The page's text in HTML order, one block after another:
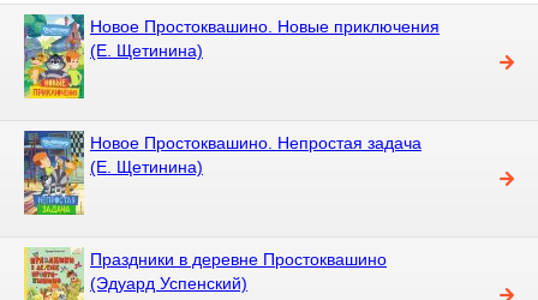
Новое Простоквашино. Новые приключения
(Е. Щетинина)
Новое Простоквашино. Непростая задача
(Е. Щетинина)
Праздники в деревне Простоквашино
(Эдуард Успенский)